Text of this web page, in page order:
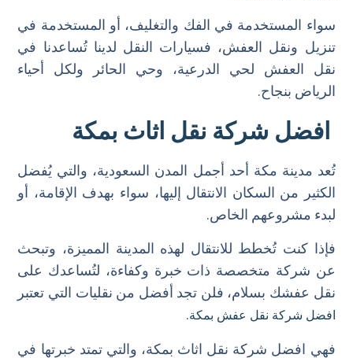
سواء المستخدمة في الفك والتغليف، أو المستخدمة في
تنزيل ونقل العفش، فسيارات النقل لدينا تُساعدنا في
نقل العفش لحي الدرعية، وحي الحائر ولكل أحياء
الرياض بنجاح.
افضل شركة نقل اثاث بمكة
تُعد مدينة مكة أحد أجمل المدن السعودية، والتي يُفضل
الكثير من السكان الانتقال إليها، سواء بهدف الإقامة، أو
لبدء مشروعهم الخاص.
فإذا كنت تُخطط للانتقال لهذه المدينة المميزة، وتبحث
عن شركة متخصصة ذات خبرة وكفاءة، لتُساعدك على
نقل عفشك بسلام، فلن تجد أفضل من نقليات التي تعتبر
افضل شركة نقل عفش بمكة.
فهي افضل شركة نقل اثاث بمكة، والتي تمتد خبرتها في